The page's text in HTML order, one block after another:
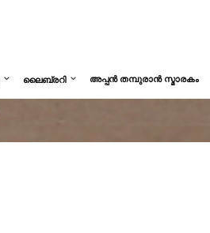
ലൈബ്രറി അപ്പൻ തമ്പുരാൻ സ്മാരകം